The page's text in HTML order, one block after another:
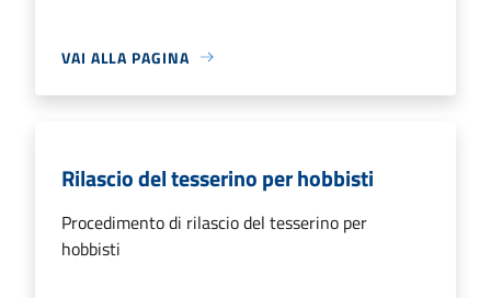
VAI ALLA PAGINA
Rilascio del tesserino per hobbisti
Procedimento di rilascio del tesserino per
hobbisti